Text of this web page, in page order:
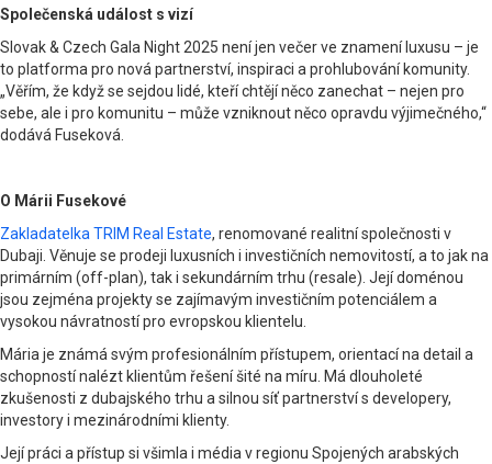
Společenská událost s vizí
Slovak & Czech Gala Night 2025 není jen večer ve znamení luxusu – je
to platforma pro nová partnerství, inspiraci a prohlubování komunity.
„Věřím, že když se sejdou lidé, kteří chtějí něco zanechat – nejen pro
sebe, ale i pro komunitu – může vzniknout něco opravdu výjimečného,“
dodává Fuseková.
O Márii Fusekové
Zakladatelka TRIM Real Estate, renomované realitní společnosti v
Dubaji. Věnuje se prodeji luxusních i investičních nemovitostí, a to jak na
primárním (off-plan), tak i sekundárním trhu (resale). Její doménou
jsou zejména projekty se zajímavým investičním potenciálem a
vysokou návratností pro evropskou klientelu.
Mária je známá svým profesionálním přístupem, orientací na detail a
schopností nalézt klientům řešení šité na míru. Má dlouholeté
zkušenosti z dubajského trhu a silnou síť partnerství s developery,
investory i mezinárodními klienty.
Její práci a přístup si všimla i média v regionu Spojených arabských